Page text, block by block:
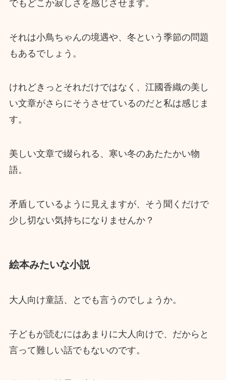
でもどこか寂しさを感じさせます。
それは小鳥ちゃんの境遇や、冬という季節の問題
もあるでしょう。
けれどきっとそれだけではなく、江國香織の美し
い文章がさらにそうさせているのだと私は感じま
す。
美しい文章で綴られる、寒い冬のあたたかい物
語。
矛盾しているように見えますが、そう聞くだけで
少し切ない気持ちになりませんか？
絵本みたいな小説
大人向け童話、とでも言うのでしょうか。
子どもが読むにはあまりに大人向けで、だからと
言って難しい話でもないのです。